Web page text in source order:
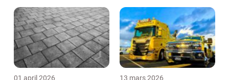
01 april 2026 13 mars 2026